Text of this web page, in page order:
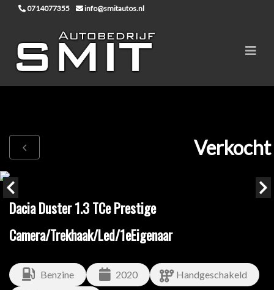
0714077355 info@smitautos.nl
Verkocht
Dacia Duster 1.3 TCe Prestige
Camera/Trekhaak/Led/1eEigenaar
Benzine 2020
Handgeschakeld